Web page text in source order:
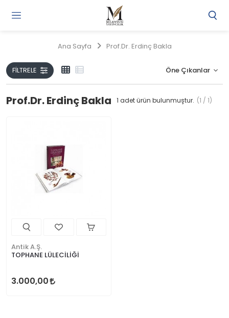
Ana Sayfa Prof.Dr. Erdinç Bakla
FILTRELE
Prof.Dr. Erdinç Bakla 1 adet ürün bulunmuştur. (1 / 1)
Antik A.Ş.
TOPHANE LÜLECİLİĞİ
3.000,00